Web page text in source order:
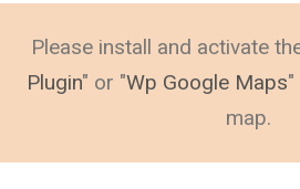
Please install and activate
Plugin" or "Wp Google Maps
map.